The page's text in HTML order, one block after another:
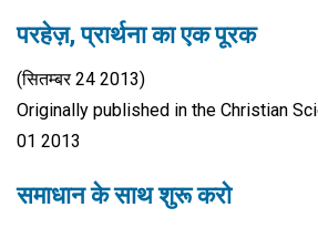
परहेज़, प्रार्थना का एक पूरक
(सितम्बर 24 2013)
Originally published in the Christian
01 2013
समाधान के साथ शुरू करो